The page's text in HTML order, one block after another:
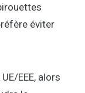
éviter
EEE, alors